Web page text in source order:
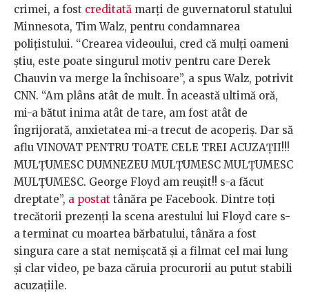
crimei, a fost creditată marți de guvernatorul statului
Minnesota, Tim Walz, pentru condamnarea
polițistului. “Crearea videoului, cred că mulți oameni
știu, este poate singurul motiv pentru care Derek
Chauvin va merge la închisoare”, a spus Walz, potrivit
CNN. “Am plâns atât de mult. În această ultimă oră,
mi-a bătut inima atât de tare, am fost atât de
îngrijorată, anxietatea mi-a trecut de acoperiș. Dar să
aflu VINOVAT PENTRU TOATE CELE TREI ACUZAȚII!!!
MULȚUMESC DUMNEZEU MULȚUMESC MULȚUMESC
MULȚUMESC. George Floyd am reușit!! s-a făcut
dreptate”, a postat tânăra pe Facebook. Dintre toți
trecătorii prezenți la scena arestului lui Floyd care s-
a terminat cu moartea bărbatului, tânăra a fost
singura care a stat nemișcată și a filmat cel mai lung
și clar video, pe baza căruia procurorii au putut stabili
acuzațiile.